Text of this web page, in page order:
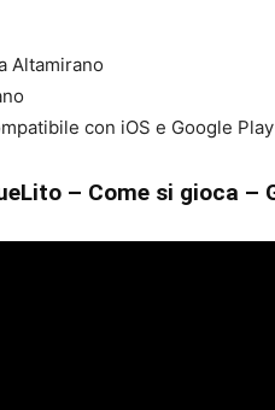
Altamirano
con iOS e Google Play
– Come si gioca –